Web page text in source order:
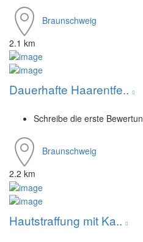
Braunschweig
2.1 km
Dauerhafte Haarentfe..
Schreibe die erste
Braunschweig
2.2 km
Hautstraffung mit Ka..